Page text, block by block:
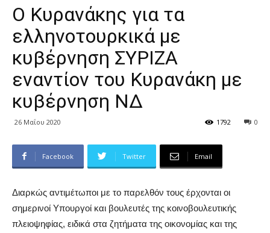
Ο Κυρανάκης για τα
ελληνοτουρκικά με
κυβέρνηση ΣΥΡΙΖΑ
εναντίον του Κυρανάκη με
κυβέρνηση ΝΔ
26 Μαΐου 2020 0
1792
Facebook Twitter Email
Διαρκώς αντιμέτωποι με το παρελθόν τους έρχονται οι
σημερινοί Υπουργοί και βουλευτές της κοινοβουλευτικής
πλειοψηφίας, ειδικά στα ζητήματα της οικονομίας και της